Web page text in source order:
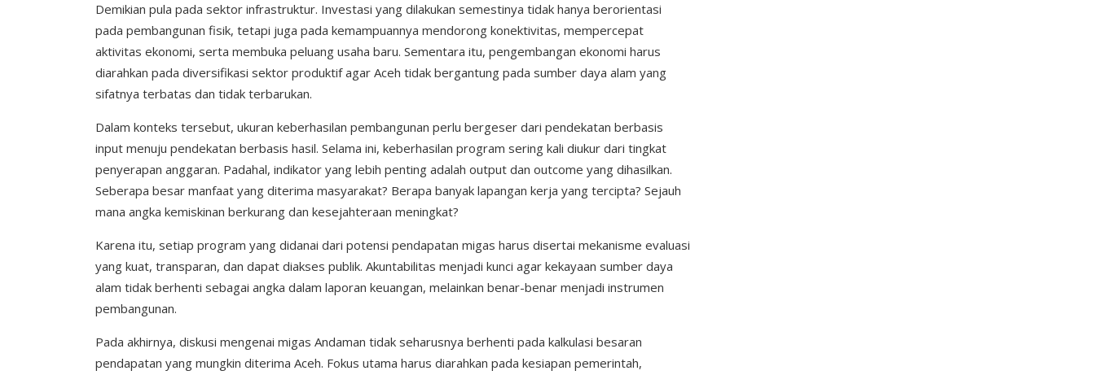
Demikian pula pada sektor infrastruktur. Investasi yang dilakukan semestinya tidak hanya berorientasi
pada pembangunan fisik, tetapi juga pada kemampuannya mendorong konektivitas, mempercepat
aktivitas ekonomi, serta membuka peluang usaha baru. Sementara itu, pengembangan ekonomi harus
diarahkan pada diversifikasi sektor produktif agar Aceh tidak bergantung pada sumber daya alam yang
sifatnya terbatas dan tidak terbarukan.
Dalam konteks tersebut, ukuran keberhasilan pembangunan perlu bergeser dari pendekatan berbasis
input menuju pendekatan berbasis hasil. Selama ini, keberhasilan program sering kali diukur dari tingkat
penyerapan anggaran. Padahal, indikator yang lebih penting adalah output dan outcome yang dihasilkan.
Seberapa besar manfaat yang diterima masyarakat? Berapa banyak lapangan kerja yang tercipta? Sejauh
mana angka kemiskinan berkurang dan kesejahteraan meningkat?
Karena itu, setiap program yang didanai dari potensi pendapatan migas harus disertai mekanisme evaluasi
yang kuat, transparan, dan dapat diakses publik. Akuntabilitas menjadi kunci agar kekayaan sumber daya
alam tidak berhenti sebagai angka dalam laporan keuangan, melainkan benar-benar menjadi instrumen
pembangunan.
Pada akhirnya, diskusi mengenai migas Andaman tidak seharusnya berhenti pada kalkulasi besaran
pendapatan yang mungkin diterima Aceh. Fokus utama harus diarahkan pada kesiapan pemerintah,